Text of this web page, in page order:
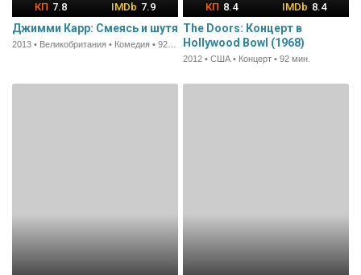
7.8 7.9
Джимми Карр: Смеясь и шутя
8.4 8.4
The Doors: Концерт в
Hollywood Bowl (1968)
2012 • США • Концерт • 92 мин.